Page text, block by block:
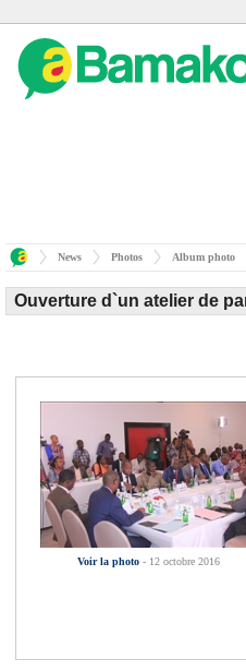
News Photos Album photo
Ouverture d`un atelier de
Voir la photo - 12 octobre 2016